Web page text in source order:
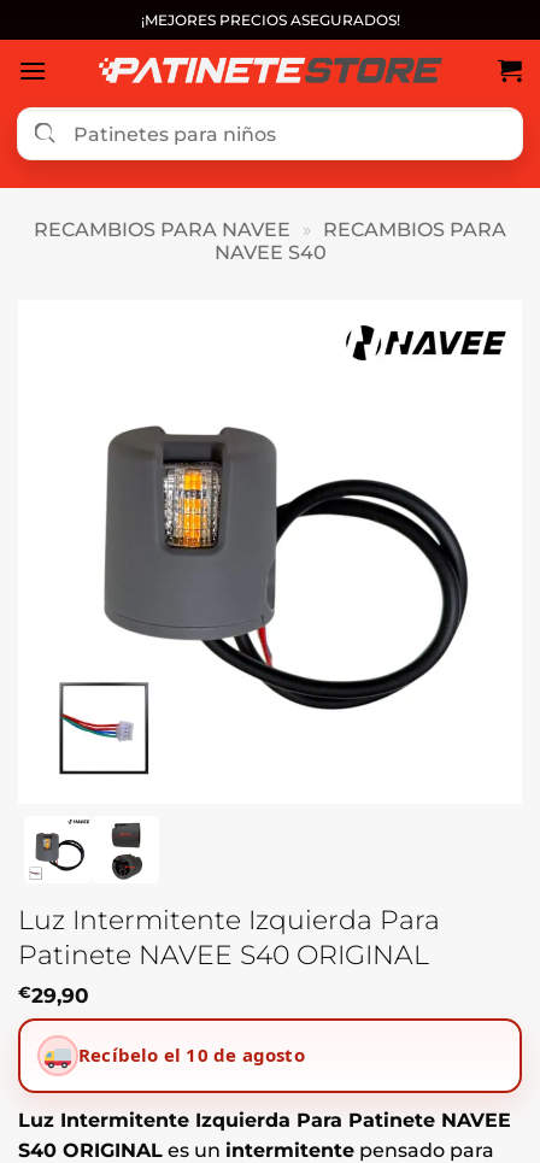
al
contenido
¡MEJORES PRECIOS ASEGURADOS!
RECAMBIOS PARA NAVEE »
RECAMBIOS PARA
NAVEE S40
Luz Intermitente Izquierda Para
Patinete NAVEE S40 ORIGINAL
€29,90
Recíbelo el 10 de agosto
Luz Intermitente Izquierda Para Patinete NAVEE
S40 ORIGINAL es un intermitente pensado para